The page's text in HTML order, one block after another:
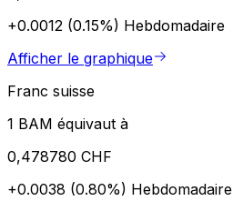
+0.0012 (0.15%) Hebdomadaire
Afficher le graphique
Franc suisse
1 BAM équivaut à
0,478780 CHF
+0.0038 (0.80%) Hebdomadaire